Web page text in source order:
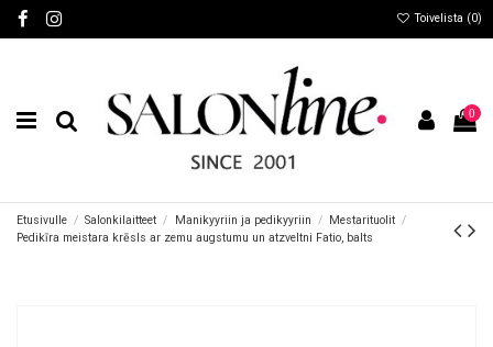
Toivelista (0)
0
Etusivulle Salonkilaitteet Manikyyriin ja pedikyyriin
Mestarituolit
Pedikīra meistara krēsls ar zemu augstumu un atzveltni Fatio, balts